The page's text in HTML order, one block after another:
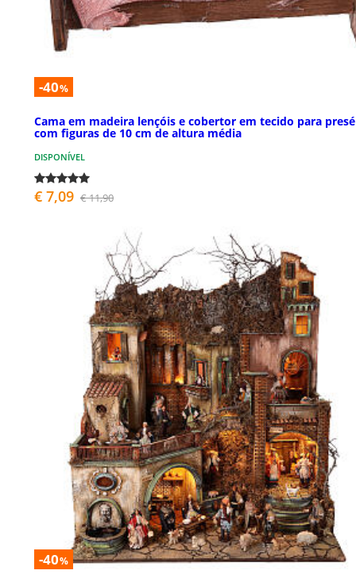
-40%
Cama em madeira lençóis e cobertor em tecido para
com figuras de 10 cm de altura média
DISPONÍVEL
€ 7,09 € 11,90
-40%